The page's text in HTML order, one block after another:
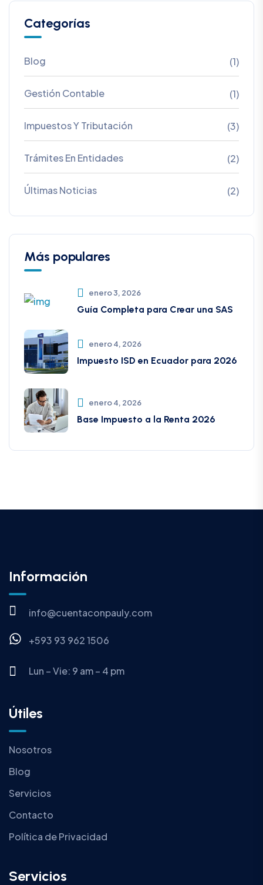
Categorías
Blog (1)
Gestión Contable (1)
Impuestos Y Tributación (3)
Trámites En Entidades (2)
Últimas Noticias (2)
Más populares
enero 3, 2026
Guía Completa para Crear una SAS
enero 4, 2026
Impuesto ISD en Ecuador para 2026
enero 4, 2026
Base Impuesto a la Renta 2026
Información
info@cuentaconpauly.com
+593 93 962 1506
Lun – Vie: 9 am – 4 pm
Útiles
Nosotros
Blog
Servicios
Contacto
Política de Privacidad
Servicios